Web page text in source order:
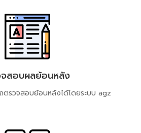
สอบผลย้อนหลัง
ตรวจสอบย้อนหลังได้​โดยระบบ​ agz